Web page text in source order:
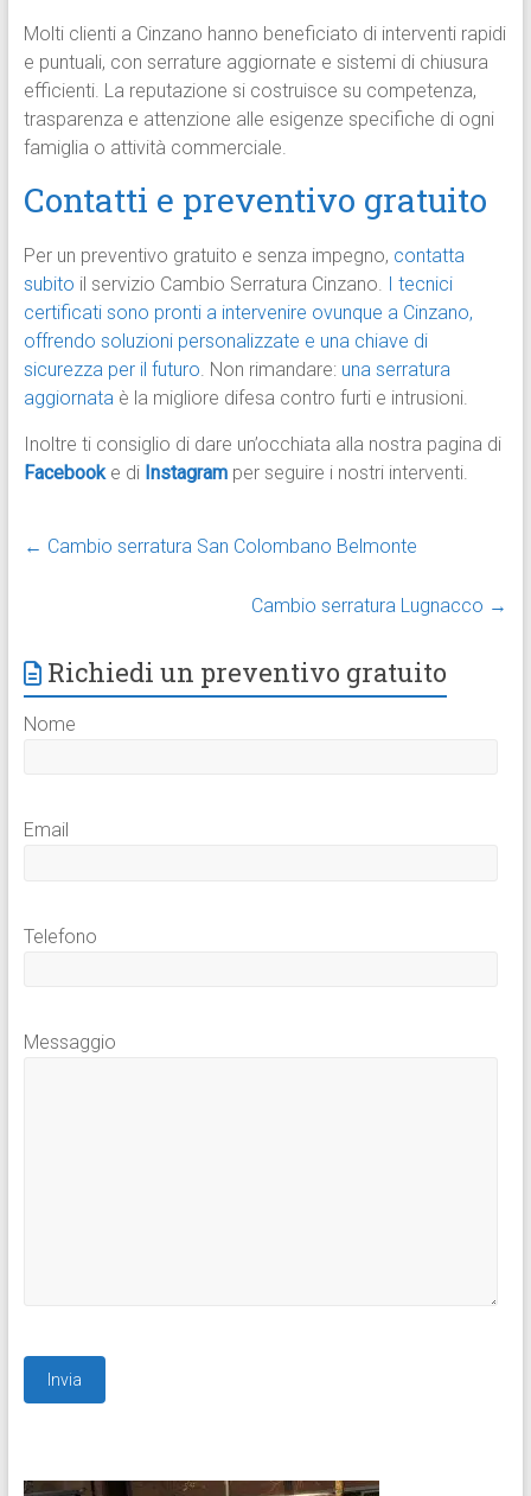
Molti clienti a Cinzano hanno beneficiato di interventi rapidi
e puntuali, con serrature aggiornate e sistemi di chiusura
efficienti. La reputazione si costruisce su competenza,
trasparenza e attenzione alle esigenze specifiche di ogni
famiglia o attività commerciale.
Contatti e preventivo gratuito
Per un preventivo gratuito e senza impegno, contatta
subito il servizio Cambio Serratura Cinzano.
I tecnici
certificati sono pronti a intervenire ovunque a Cinzano,
offrendo soluzioni personalizzate e una chiave di
sicurezza per il futuro. Non rimandare: una serratura
aggiornataè la migliore difesa contro furti e intrusioni.
Inoltre ti consiglio di dare un’occhiata alla nostra pagina di
Facebook e di Instagram per seguire i nostri interventi.
← Cambio serratura San Colombano Belmonte
Cambio serratura Lugnacco →
Richiedi un preventivo gratuito
Nome
Email
Telefono
Messaggio